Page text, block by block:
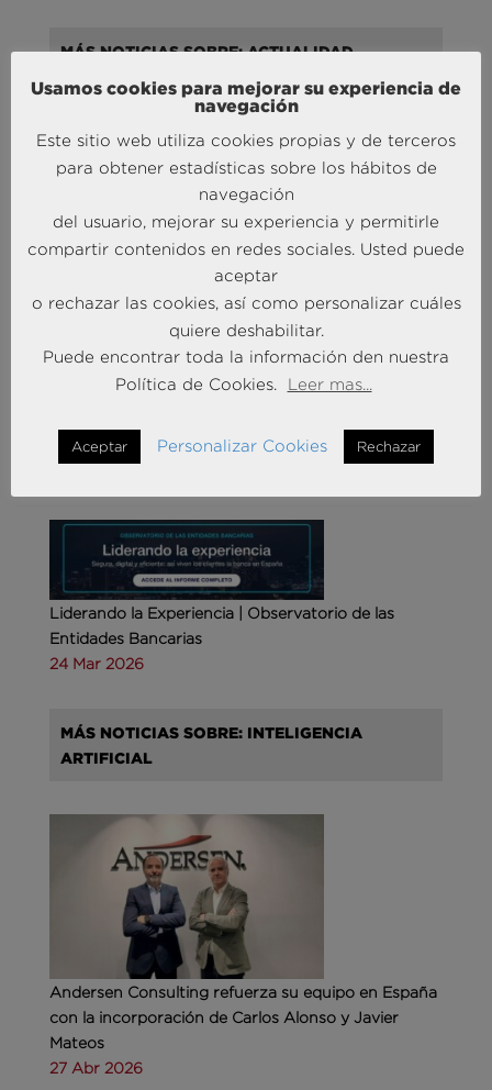
MÁS NOTICIAS SOBRE: ACTUALIDAD
como Socio Responsable de Human Capital
30 Sep 2025
MÁS NOTICIAS SOBRE: INTELIGENCIA
COMPETITIVA
Liderando la Experiencia | Observatorio de las
Entidades Bancarias
24 Mar 2026
MÁS NOTICIAS SOBRE: INTELIGENCIA
ARTIFICIAL
Andersen Consulting refuerza su equipo en España
con la incorporación de Carlos Alonso y Javier
Mateos
27 Abr 2026
Usamos cookies para mejorar su experiencia de
navegación
Este sitio web utiliza cookies propias y de terceros
para obtener estadísticas sobre los hábitos de
navegación
del usuario, mejorar su experiencia y permitirle
compartir contenidos en redes sociales. Usted puede
aceptar
o rechazar las cookies, así como personalizar cuáles
quiere deshabilitar.
Puede encontrar toda la información den nuestra
Política de Cookies.
Leer mas...
Aceptar Personalizar Cookies Rechazar